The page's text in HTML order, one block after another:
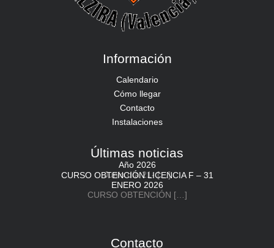
Información
Calendario
Cómo llegar
Contacto
Instalaciones
Últimas noticias
Año 2026
Junio día 21-[…]
CURSO OBTENCIÓN LICENCIA F – 31
ENERO 2026
CURSO OBTENCIÓN […]
Contacto